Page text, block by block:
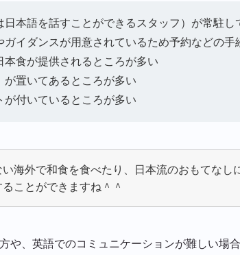
日本語を話すことができるスタッフ）が常駐し
ガイダンスが用意されているため予約などの手
食が提供されるところが多い
置いてあるところが多い
が付いているところが多い
い海外で和食を食べたり、日本流のおもてなし
ることができますね＾＾
や、英語でのコミュニケーションが難しい場